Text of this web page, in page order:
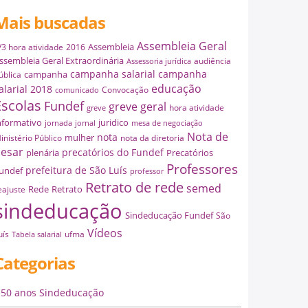
buscadas
hora atividade 2016 Assembleia Assembleia Geral
Geral Extraordinária Assessoria jurídica audiência
campanha campanha salarial campanha
2018 comunicado Convocação educação
Fundef greve greve geral hora atividade
jornada jornal juridico mesa de negociação
Público mulher nota nota da diretoria Nota de
plenária precatórios do Fundef Precatórios
prefeitura de São Luís professor Professores
Rede Retrato Retrato de redesemed
Sindeducação Fundef São
Tabela salarial ufma Vídeos
50 anos Sindeducação